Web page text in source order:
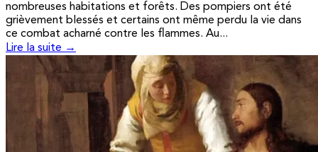
nombreuses habitations et forêts. Des pompiers ont été
grièvement blessés et certains ont même perdu la vie dans
ce combat acharné contre les flammes. Au...
Lire la suite →